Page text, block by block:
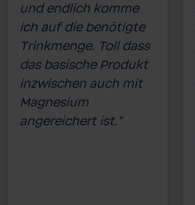
und endlich komme
ich auf die benötigte
Trinkmenge. Toll dass
das basische Produkt
inzwischen auch mit
Magnesium
angereichert ist.”